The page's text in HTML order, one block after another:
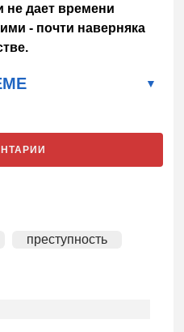
не дает времени
- почти наверняка
преступность